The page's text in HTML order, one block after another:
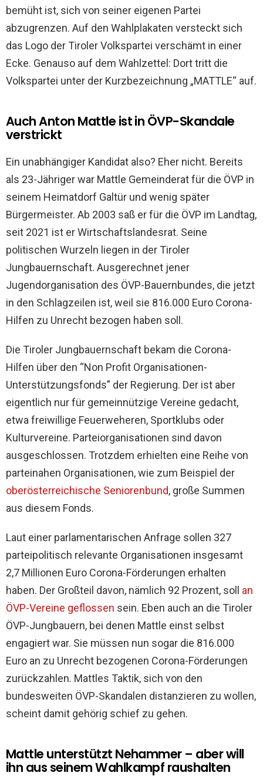
bemüht ist, sich von seiner eigenen Partei
abzugrenzen. Auf den Wahlplakaten versteckt sich
das Logo der Tiroler Volkspartei verschämt in einer
Ecke. Genauso auf dem Wahlzettel: Dort tritt die
Volkspartei unter der Kurzbezeichnung „MATTLE“ auf.
Auch Anton Mattle ist in ÖVP-Skandale
verstrickt
Ein unabhängiger Kandidat also? Eher nicht. Bereits
als 23-Jähriger war Mattle Gemeinderat für die ÖVP in
seinem Heimatdorf Galtür und wenig später
Bürgermeister. Ab 2003 saß er für die ÖVP im Landtag,
seit 2021 ist er Wirtschaftslandesrat. Seine
politischen Wurzeln liegen in der Tiroler
Jungbauernschaft. Ausgerechnet jener
Jugendorganisation des ÖVP-Bauernbundes, die jetzt
in den Schlagzeilen ist, weil sie 816.000 Euro Corona-
Hilfen zu Unrecht bezogen haben soll.
Die Tiroler Jungbauernschaft bekam die Corona-
Hilfen über den “Non Profit Organisationen-
Unterstützungsfonds” der Regierung. Der ist aber
eigentlich nur für gemeinnützige Vereine gedacht,
etwa freiwillige Feuerweheren, Sportklubs oder
Kulturvereine. Parteiorganisationen sind davon
ausgeschlossen. Trotzdem erhielten eine Reihe von
parteinahen Organisationen, wie zum Beispiel der
oberösterreichische Seniorenbund, große Summen
aus diesem Fonds.
Laut einer parlamentarischen Anfrage sollen 327
parteipolitisch relevante Organisationen insgesamt
2,7 Millionen Euro Corona-Förderungen erhalten
haben. Der Großteil davon, nämlich 92 Prozent, soll an
ÖVP-Vereine geflossen sein. Eben auch an die Tiroler
ÖVP-Jungbauern, bei denen Mattle einst selbst
engagiert war. Sie müssen nun sogar die 816.000
Euro an zu Unrecht bezogenen Corona-Förderungen
zurückzahlen. Mattles Taktik, sich von den
bundesweiten ÖVP-Skandalen distanzieren zu wollen,
scheint damit gehörig schief zu gehen.
Mattle unterstützt Nehammer – aber will
ihn aus seinem Wahlkampf raushalten